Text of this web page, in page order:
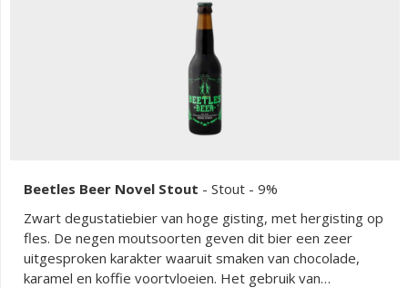
Beetles Beer Novel Stout - Stout - 9%
Zwart degustatiebier van hoge gisting, met hergisting op
fles. De negen moutsoorten geven dit bier een zeer
uitgesproken karakter waaruit smaken van chocolade,
karamel en koffie voortvloeien. Het gebruik van